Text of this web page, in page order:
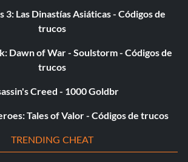
daño.
3: Las Dinastías Asiáticas - Códigos de
trucos
Dawn of War - Soulstorm - Códigos de
trucos
Creed - 1000 Goldbr
Tales of Valor - Códigos de trucos
TRENDING CHEAT